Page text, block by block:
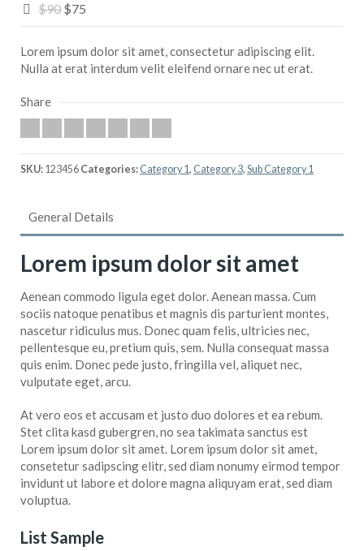
$90 $75
Lorem ipsum dolor sit amet, consectetur adipiscing elit.
Nulla at erat interdum velit eleifend ornare nec ut erat.
Share
SKU: 123456 Categories:Category 1, Category 3, Sub Category 1
General Details
Lorem ipsum dolor sit amet
Aenean commodo ligula eget dolor. Aenean massa. Cum
sociis natoque penatibus et magnis dis parturient montes,
nascetur ridiculus mus. Donec quam felis, ultricies nec,
pellentesque eu, pretium quis, sem. Nulla consequat massa
quis enim. Donec pede justo, fringilla vel, aliquet nec,
vulputate eget, arcu.
At vero eos et accusam et justo duo dolores et ea rebum.
Stet clita kasd gubergren, no sea takimata sanctus est
Lorem ipsum dolor sit amet. Lorem ipsum dolor sit amet,
consetetur sadipscing elitr, sed diam nonumy eirmod tempor
invidunt ut labore et dolore magna aliquyam erat, sed diam
voluptua.
List Sample